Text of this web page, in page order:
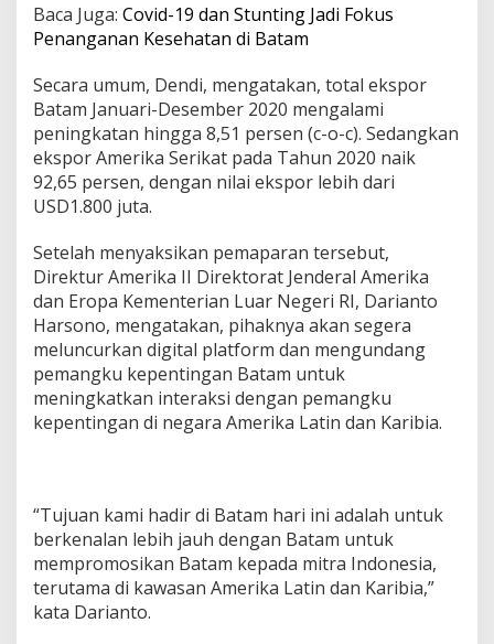
Baca Juga: Covid-19 dan Stunting Jadi Fokus
Penanganan Kesehatan di Batam
Secara umum, Dendi, mengatakan, total ekspor
Batam Januari-Desember 2020 mengalami
peningkatan hingga 8,51 persen (c-o-c). Sedangkan
ekspor Amerika Serikat pada Tahun 2020 naik
92,65 persen, dengan nilai ekspor lebih dari
USD1.800 juta.
Setelah menyaksikan pemaparan tersebut,
Direktur Amerika II Direktorat Jenderal Amerika
dan Eropa Kementerian Luar Negeri RI, Darianto
Harsono, mengatakan, pihaknya akan segera
meluncurkan digital platform dan mengundang
pemangku kepentingan Batam untuk
meningkatkan interaksi dengan pemangku
kepentingan di negara Amerika Latin dan Karibia.
“Tujuan kami hadir di Batam hari ini adalah untuk
berkenalan lebih jauh dengan Batam untuk
mempromosikan Batam kepada mitra Indonesia,
terutama di kawasan Amerika Latin dan Karibia,”
kata Darianto.